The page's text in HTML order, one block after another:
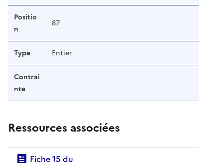
Positio
n
87
Type Entier
Contrai
nte
Ressources associées